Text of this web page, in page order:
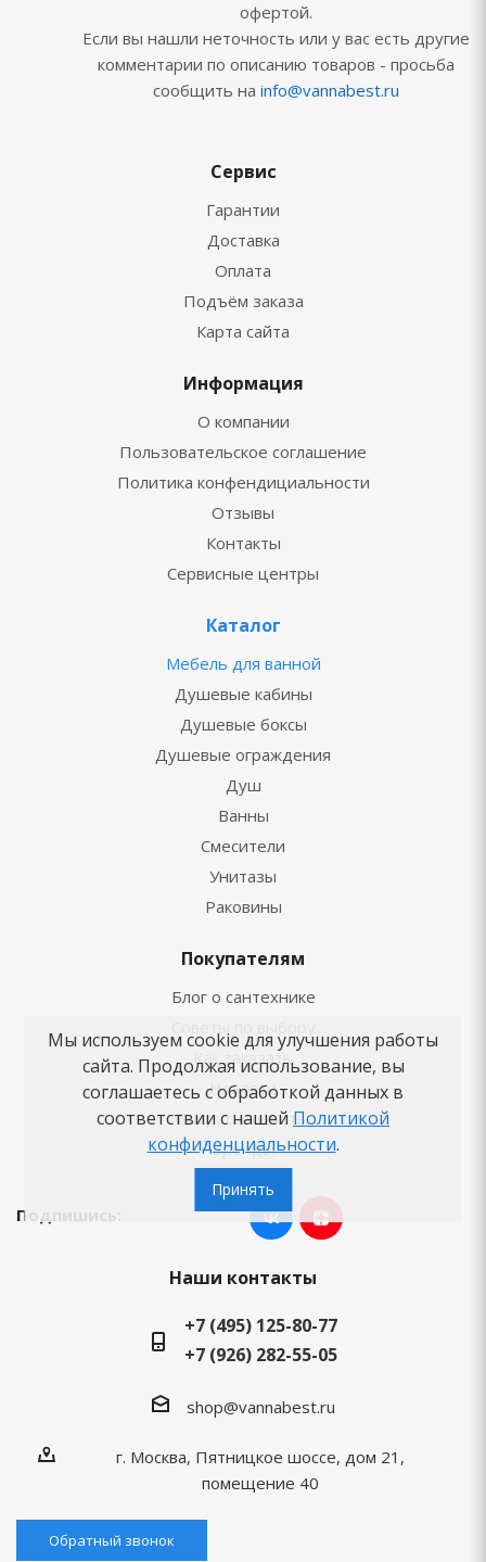
офертой.
Если вы нашли неточность или у вас есть другие
комментарии по описанию товаров - просьба
сообщить на info@vannabest.ru
Сервис
Гарантии
Доставка
Оплата
Подъём заказа
Карта сайта
Информация
О компании
Пользовательское соглашение
Политика конфендициальности
Отзывы
Контакты
Сервисные центры
Каталог
Мебель для ванной
Душевые кабины
Душевые боксы
Душевые ограждения
Душ
Ванны
Смесители
Унитазы
Раковины
Покупателям
Блог о сантехнике
Как заказать
Новости
Вопросы-ответы
Бренды
Подпишись:
Наши контакты
+7 (495) 125-80-77
+7 (926) 282-55-05
shop@vannabest.ru
г. Москва, Пятницкое шоссе, дом 21,
помещение 40
Обратный звонок
Мы используем cookie для улучшения работы
сайта. Продолжая использование, вы
соглашаетесь с обработкой данных в
соответствии с нашей Политикой
конфиденциальности.
Принять